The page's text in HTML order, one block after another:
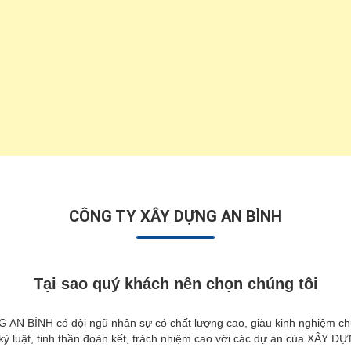
CÔNG TY XÂY DỰNG AN BÌNH
Tại sao quý khách nên chọn chúng tôi
AN BÌNH có đội ngũ nhân sự có chất lượng cao, giàu kinh nghiệm
luật, tinh thần đoàn kết, trách nhiệm cao với các dự án của XÂY